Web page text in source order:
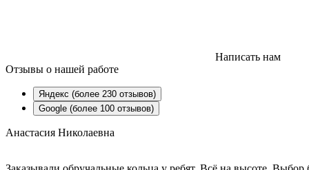
Написать нам
Отзывы о нашей работе
Яндекс (более 230 отзывов)
Google (более 100 отзывов)
Анастасия Николаевна